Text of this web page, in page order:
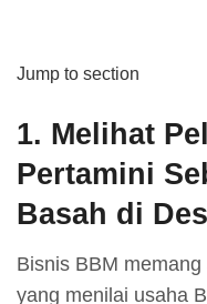
Jump to section
1. Melihat
Pertamini
Basah di
Bisnis BBM
yang menilai usaha